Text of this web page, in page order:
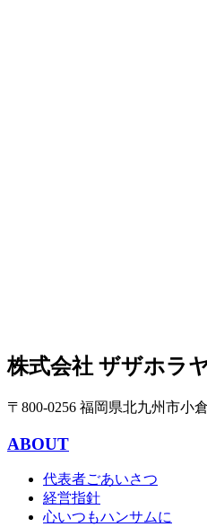
株式会社 ザザホラ
〒800-0256 福岡県北九州市小
ABOUT
代表者ごあいさつ
経営指針
心いつもハンサムに